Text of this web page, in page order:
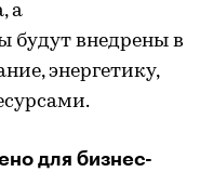
а
будут внедрены в
энергетику,
для бизнес-